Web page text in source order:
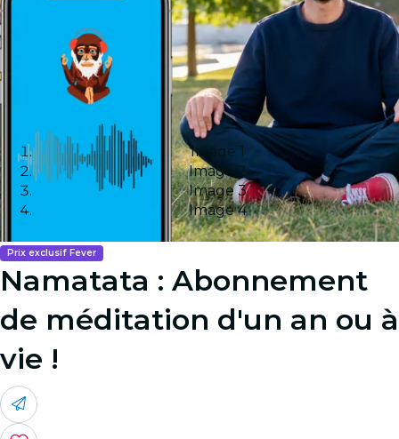
Image 1
Image 2
Image 3
Image 4
Prix exclusif Fever
Namatata : Abonnement
de méditation d'un an ou à
vie !